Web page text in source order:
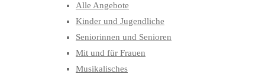
Alle Angebote
Kinder und Jugendliche
Seniorinnen und Senioren
Mit und für Frauen
Musikalisches